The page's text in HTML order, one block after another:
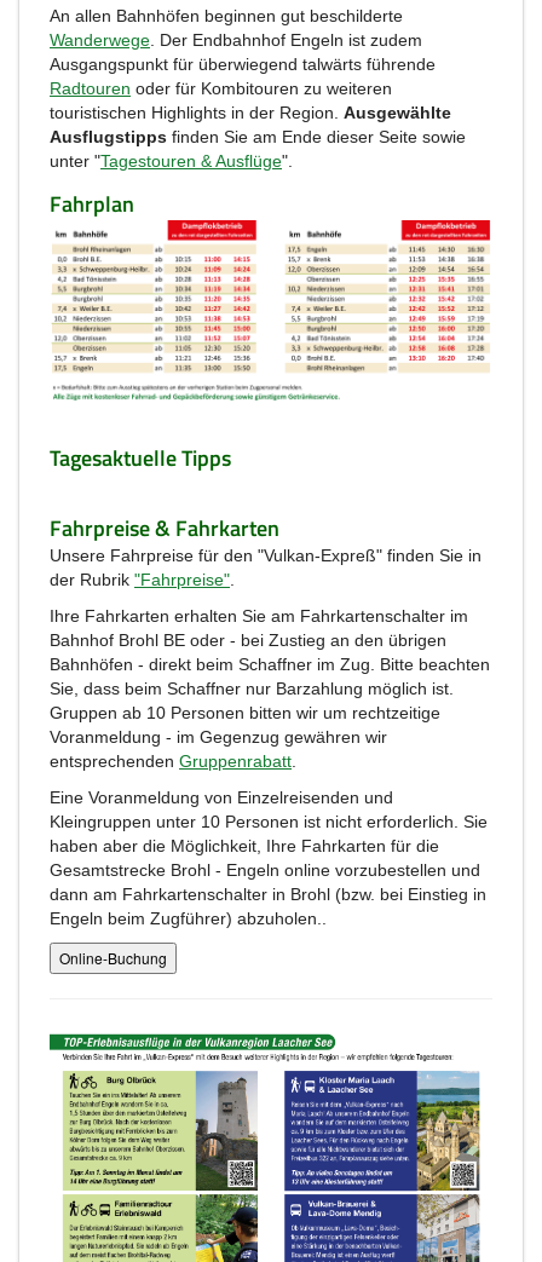
An allen Bahnhöfen beginnen gut beschilderte
Wanderwege. Der Endbahnhof Engeln ist zudem
Ausgangspunkt für überwiegend talwärts führende
Radtouren oder für Kombitouren zu weiteren
touristischen Highlights in der Region. Ausgewählte
Ausflugstipps finden Sie am Ende dieser Seite sowie
unter "Tagestouren & Ausflüge".
Fahrplan
Tagesaktuelle Tipps
Fahrpreise & Fahrkarten
Unsere Fahrpreise für den "Vulkan-Expreß" finden Sie in
der Rubrik "Fahrpreise"
Ihre Fahrkarten erhalten Sie am Fahrkartenschalter im
Bahnhof Brohl BE oder - bei Zustieg an den übrigen
Bahnhöfen - direkt beim Schaffner im Zug. Bitte beachten
Sie, dass beim Schaffner nur Barzahlung möglich ist.
Gruppen ab 10 Personen bitten wir um rechtzeitige
Voranmeldung - im Gegenzug gewähren wir
entsprechenden Gruppenrabatt
Eine Voranmeldung von Einzelreisenden und
Kleingruppen unter 10 Personen ist nicht erforderlich. Sie
haben aber die Möglichkeit, Ihre Fahrkarten für die
Gesamtstrecke Brohl - Engeln online vorzubestellen und
dann am Fahrkartenschalter in Brohl (bzw. bei Einstieg in
Engeln beim Zugführer) abzuholen..